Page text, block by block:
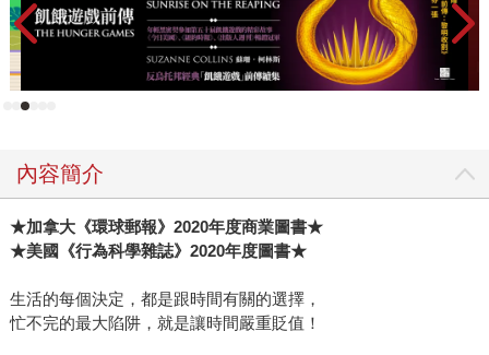
內容簡介
★加拿大《環球郵報》2020年度商業圖書★
★美國《行為科學雜誌》2020年度圖書★
生活的每個決定，都是跟時間有關的選擇，
忙不完的最大陷阱，就是讓時間嚴重貶值！